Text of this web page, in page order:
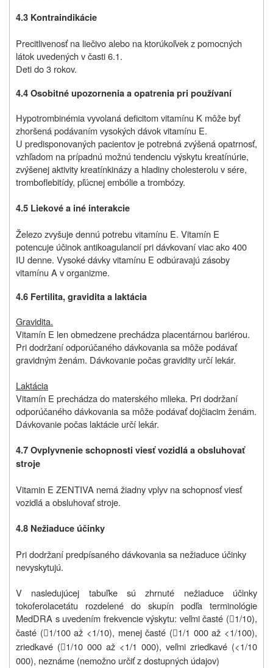
4.3 Kontraindikácie
Precitlivenosť na liečivo alebo na ktorúkoľvek z pomocných
látok uvedených v časti 6.1.
Deti do 3 rokov.
4.4Osobitné upozornenia a opatrenia pri používaní
Hypotrombinémia vyvolaná deficitom vitamínu K môže byť
zhoršená podávaním vysokých dávok vitamínu E.
U predisponovaných pacientov je potrebná zvýšená opatrnosť,
vzhľadom na prípadnú možnú tendenciu výskytu kreatínúrie,
zvýšenej aktivity kreatínkinázy a hladiny cholesterolu v sére,
tromboflebitídy, pľúcnej embólie a trombózy.
4.5 Liekové a iné interakcie
Železo zvyšuje dennú potrebu vitamínu E. Vitamín E
potencuje účinok antikoagulancií pri dávkovaní viac ako 400
IU denne. Vysoké dávky vitamínu E odbúravajú zásoby
vitamínu A v organizme.
4.6 Fertilita,gravidita a laktácia
Gravidita.
Vitamín E len obmedzene prechádza placentárnou bariérou.
Pri dodržaní odporúčaného dávkovania sa môže podávať
gravidným ženám. Dávkovanie počas gravidity určí lekár.
Laktácia
Vitamín E prechádza do materského mlieka. Pri dodržaní
odporúčaného dávkovania sa môže podávať dojčiacim ženám.
Dávkovanie počas laktácie určí lekár.
4.7 Ovplyvnenie schopnosti viesť vozidlá a obsluhovať
stroje
Vitamin E ZENTIVA nemá žiadny vplyv na schopnosť viesť
vozidlá a obsluhovať stroje.
4.8 Nežiaduce účinky
Pri dodržaní predpísaného dávkovania sa nežiaduce účinky
nevyskytujú.
V nasledujúcej tabuľke sú zhrnuté nežiaduce účinky
tokoferolacetátu rozdelené do skupín podľa terminológie
MedDRA s uvedením frekvencie výskytu: veľmi časté (1/10),
časté (1/100 až <1/10), menej časté (1/1 000 až <1/100),
zriedkavé (1/10 000 až <1/1 000), veľmi zriedkavé (<1/10
000), neznáme (nemožno určiť z dostupných údajov)